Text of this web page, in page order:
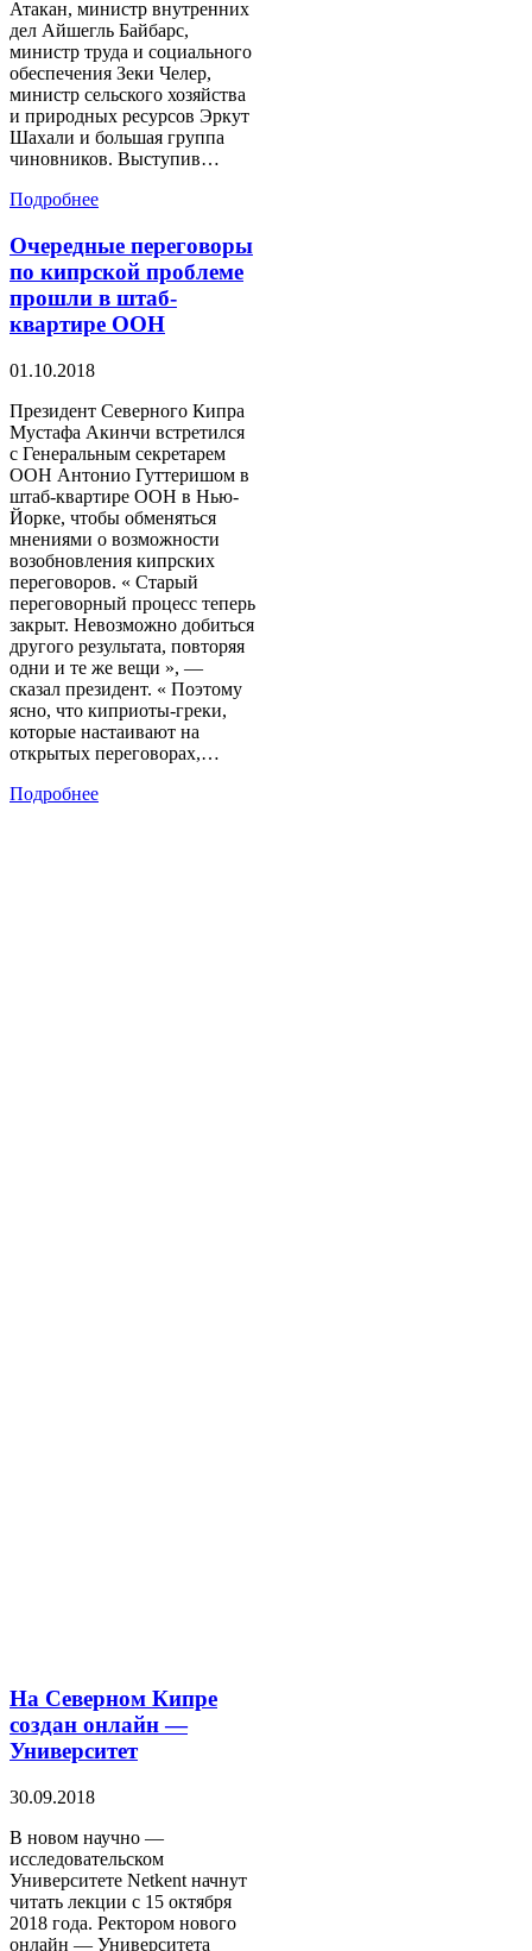
Атакан, министр внутренних
дел Айшегль Байбарс,
министр труда и социального
обеспечения Зеки Челер,
министр сельского хозяйства
и природных ресурсов Эркут
Шахали и большая группа
чиновников. Выступив…
Подробнее
Очередные переговоры
по кипрской проблеме
прошли в штаб-
квартире ООН
01.10.2018
Президент Северного Кипра
Мустафа Акинчи встретился
с Генеральным секретарем
ООН Антонио Гуттеришом в
штаб-квартире ООН в Нью-
Йорке, чтобы обменяться
мнениями о возможности
возобновления кипрских
переговоров. « Старый
переговорный процесс теперь
закрыт. Невозможно добиться
другого результата, повторяя
одни и те же вещи », —
сказал президент. « Поэтому
ясно, что киприоты-греки,
которые настаивают на
открытых переговорах,…
Подробнее
На Северном Кипре
создан онлайн —
Университет
30.09.2018
В новом научно —
исследовательском
Университете Netkent начнут
читать лекции с 15 октября
2018 года. Ректором нового
онлайн — Университета